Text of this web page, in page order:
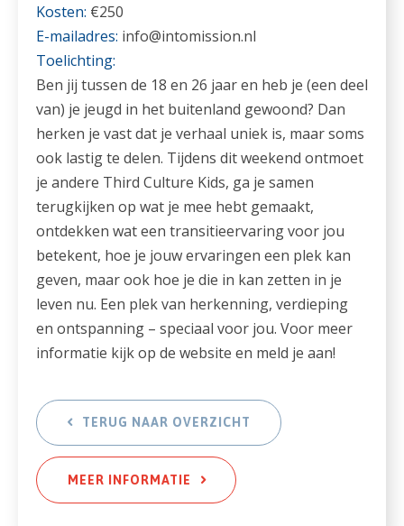
Kosten: €250
E-mailadres: info@intomission.nl
Toelichting:
Ben jij tussen de 18 en 26 jaar en heb je (een deel
van) je jeugd in het buitenland gewoond? Dan
herken je vast dat je verhaal uniek is, maar soms
ook lastig te delen. Tijdens dit weekend ontmoet
je andere Third Culture Kids, ga je samen
terugkijken op wat je mee hebt gemaakt,
ontdekken wat een transitieervaring voor jou
betekent, hoe je jouw ervaringen een plek kan
geven, maar ook hoe je die in kan zetten in je
leven nu. Een plek van herkenning, verdieping
en ontspanning – speciaal voor jou. Voor meer
informatie kijk op de website en meld je aan!
TERUG NAAR OVERZICHT
MEER INFORMATIE